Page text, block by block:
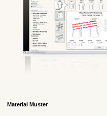
Material Muster